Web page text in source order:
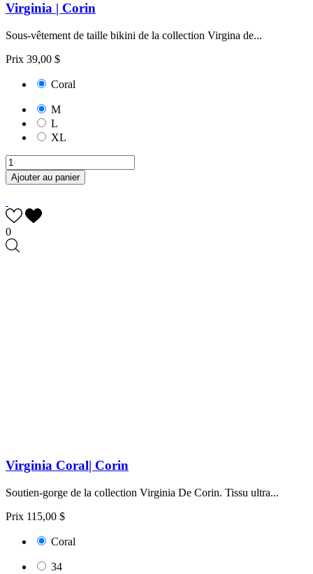
Virginia | Corin
Sous-vêtement de taille bikini de la collection Virgina de...
Prix 39,00 $
Coral
M
L
XL
Ajouter au panier
0
Virginia Coral| Corin
Soutien-gorge de la collection Virginia De Corin. Tissu ultra...
Prix 115,00 $
Coral
34